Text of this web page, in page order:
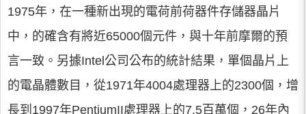
1975年，在一種新出現的電荷前荷器件存儲器晶片
中，的確含有將近65000個元件，與十年前摩爾的預
言一致。另據Intel公司公布的統計結果，單個晶片上
的電晶體數目，從1971年4004處理器上的2300個，增
長到1997年PentiumII處理器上的7.5百萬個，26年內